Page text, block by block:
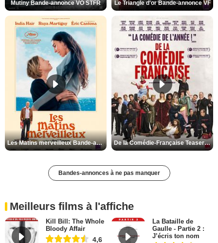
Mutiny Bande-annonce VO STFR Le Triangle d'or Bande-annonce VF
Les Matins merveilleux Bande-annonce VF De la Comédie-Française Teaser VF
Bandes-annonces à ne pas manquer
Meilleurs films à l'affiche
Kill Bill: The Whole
Bloody Affair
4,6
La Bataille de
Gaulle - Partie 2 :
J’écris ton nom